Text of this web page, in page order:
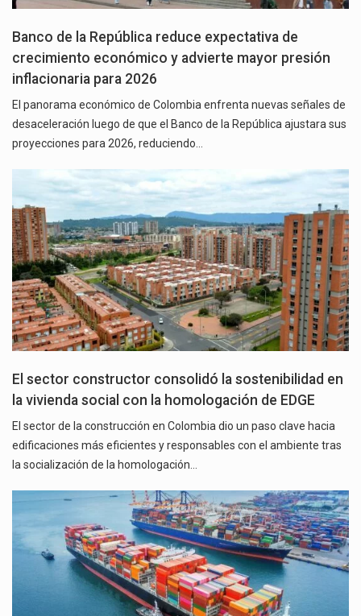
Banco de la República reduce expectativa de
crecimiento económico y advierte mayor presión
inflacionaria para 2026
El panorama económico de Colombia enfrenta nuevas señales de
desaceleración luego de que el Banco de la República ajustara sus
proyecciones para 2026, reduciendo…
El sector constructor consolidó la sostenibilidad en
la vivienda social con la homologación de EDGE
El sector de la construcción en Colombia dio un paso clave hacia
edificaciones más eficientes y responsables con el ambiente tras
la socialización de la homologación…